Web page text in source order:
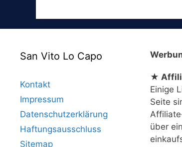
San Vito Lo Capo
Kontakt
Impressum
Datenschutzerklärung
Haftungsausschluss
Sitemap
★
Einige
Seite
über